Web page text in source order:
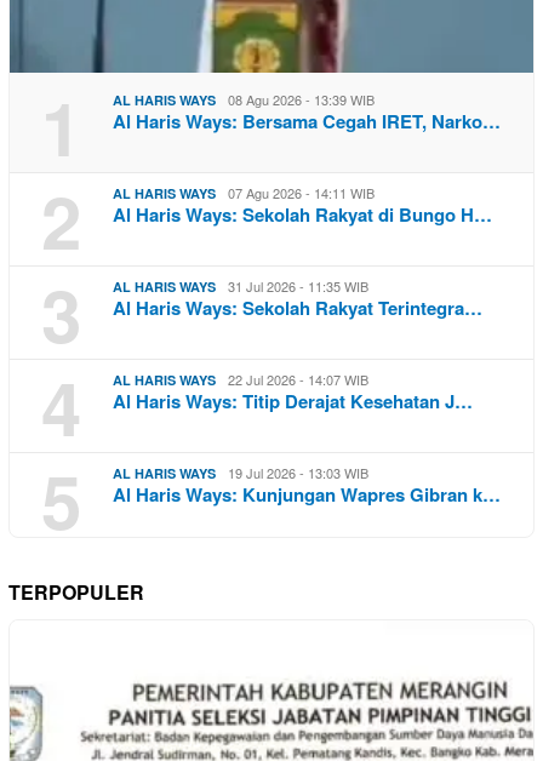
1 AL HARIS WAYS 08 Agu 2026 - 13:39 WIB
Al Haris Ways: Bersama Cegah IRET, Narko…
2 AL HARIS WAYS 07 Agu 2026 - 14:11 WIB
Al Haris Ways: Sekolah Rakyat di Bungo H…
3 AL HARIS WAYS 31 Jul 2026 - 11:35 WIB
Al Haris Ways: Sekolah Rakyat Terintegra…
4 AL HARIS WAYS 22 Jul 2026 - 14:07 WIB
Al Haris Ways: Titip Derajat Kesehatan J…
5 AL HARIS WAYS 19 Jul 2026 - 13:03 WIB
Al Haris Ways: Kunjungan Wapres Gibran k…
TERPOPULER